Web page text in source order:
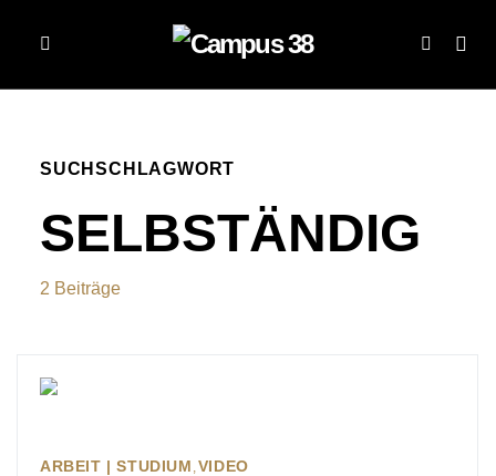
SUCHSCHLAGWORT
SELBSTÄNDIG
2 Beiträge
ARBEIT | STUDIUM VIDEO